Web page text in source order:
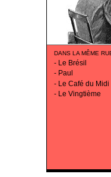
DANS LA MÊME
- Le Brésil
- Paul
- Le Café du Midi
- Le Vingtième